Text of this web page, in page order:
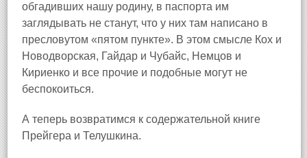
обгадивших нашу родину, в паспорта им
заглядывать не станут, что у них там написано в
пресловутом «пятом пункте». В этом смысле Кох и
Новодворская, Гайдар и Чубайс, Немцов и
Кириенко и все прочие и подобные могут не
беспокоиться.
А теперь возвратимся к содержательной книге
Прейгера и Телушкина.